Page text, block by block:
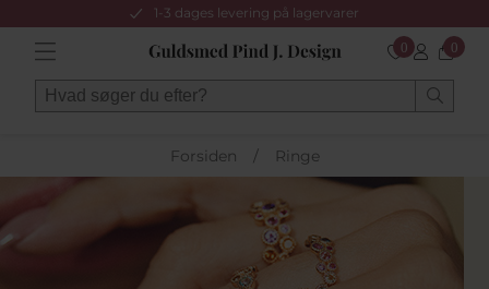
1-3 dages levering på lagervarer
0 0
Forsiden / Ringe